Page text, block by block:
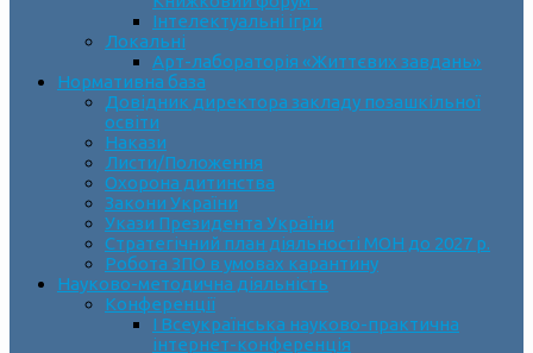
Інтелектуальні ігри
Локальні
Арт-лабораторія «Життєвих завдань»
Нормативна база
Довідник директора закладу позашкільної
освіти
Накази
Листи/Положення
Охорона дитинства
Закони України
Укази Президента України
Стратегічний план діяльності МОН до 2027 р.
Робота ЗПО в умовах карантину
Науково-методична діяльність
Конференції
І Всеукраїнська науково-практична
інтернет-конференція